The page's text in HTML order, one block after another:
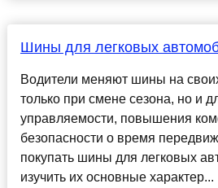
Шины для легковых
Водители меняют шины на
только при смене сезона, но и
управляемости, повышения
безопасности о время
покупать шины для легковых
изучить их основные характер...